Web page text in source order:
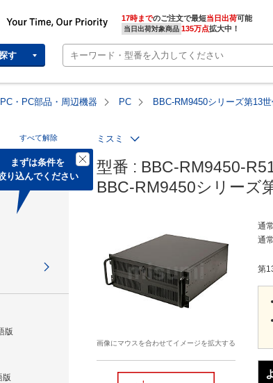
17時までのご注文で最短当日出荷
当日出荷対象商品 135万点拡大中！
す
・PC部品・周辺機器 PC BBC-RM9450シリーズ第13
すべて解除
まずは条件を
り込んでください
版
版
ミスミ
型番 : BBC-RM9450-
BBC-RM9450シリーズ
画像にマウスを合わせてイメージを拡大する
通
通
第